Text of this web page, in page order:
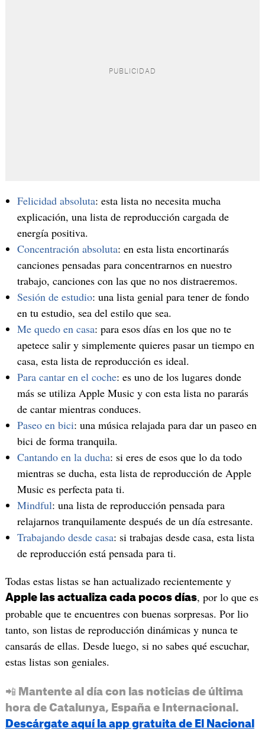
Felicidad absoluta: esta lista no necesita mucha
explicación, una lista de reproducción cargada de
energía positiva.
Concentración absoluta: en esta lista encortinarás
canciones pensadas para concentrarnos en nuestro
trabajo, canciones con las que no nos distraeremos.
Sesión de estudio: una lista genial para tener de fondo
en tu estudio, sea del estilo que sea.
Me quedo en casa: para esos días en los que no te
apetece salir y simplemente quieres pasar un tiempo en
casa, esta lista de reproducción es ideal.
Para cantar en el coche: es uno de los lugares donde
más se utiliza Apple Music y con esta lista no pararás
de cantar mientras conduces.
Paseo en bici: una música relajada para dar un paseo en
bici de forma tranquila.
Cantando en la ducha: si eres de esos que lo da todo
mientras se ducha, esta lista de reproducción de Apple
Music es perfecta pata ti.
Mindful: una lista de reproducción pensada para
relajarnos tranquilamente después de un día estresante.
Trabajando desde casa: si trabajas desde casa, esta lista
de reproducción está pensada para ti.
Todas estas listas se han actualizado recientemente y
Apple las actualiza cada pocos días, por lo que es
probable que te encuentres con buenas sorpresas. Por lio
tanto, son listas de reproducción dinámicas y nunca te
cansarás de ellas. Desde luego, si no sabes qué escuchar,
estas listas son geniales.
📲 Mantente al día con las noticias de última
hora de Catalunya, España e Internacional.
Descárgate aquí la app gratuita de El Nacional